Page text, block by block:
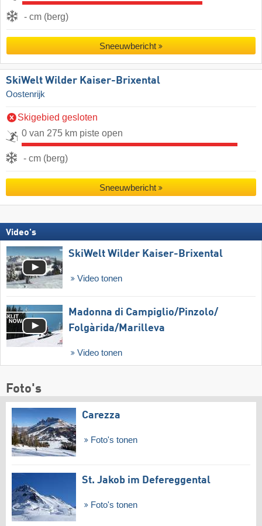
- cm (berg)
Sneeuwbericht
SkiWelt Wilder Kaiser-Brixental
Oostenrijk
Skigebied gesloten
0 van 275 km piste open
- cm (berg)
Sneeuwbericht
Video's
SkiWelt Wilder Kaiser-Brixental
Video tonen
Madonna di Campiglio/​Pinzolo/​
Folgàrida/​Marilleva
Video tonen
Foto's
Carezza
Foto's tonen
St. Jakob im Defereggental
Foto's tonen